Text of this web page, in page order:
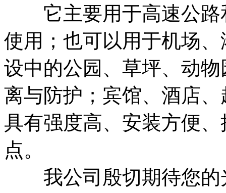
它主要用于高速公路
使用；也可以用于机场
设中的公园、草坪、动
离与防护；宾馆、酒店
具有强度高、安装方便
点。
我公司殷切期待您的